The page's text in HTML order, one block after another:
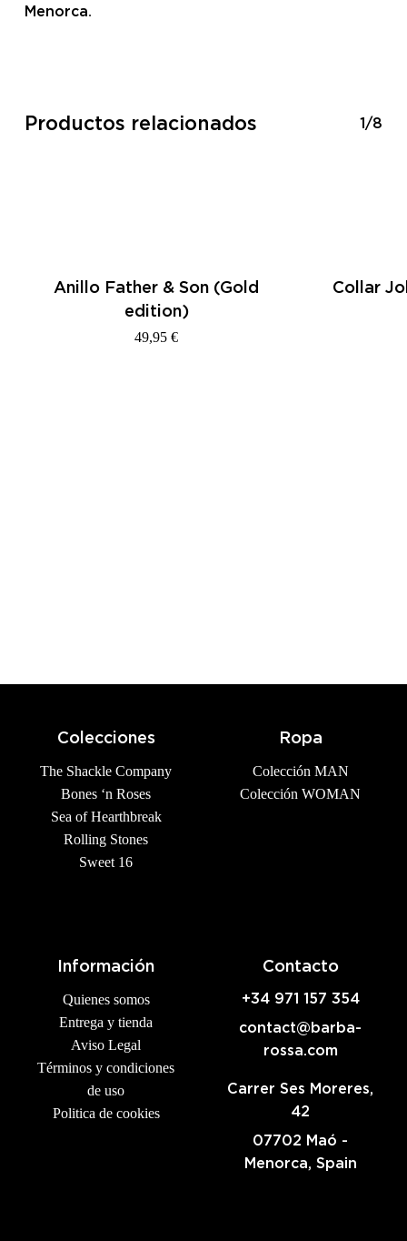
Menorca.
Productos relacionados 1/8
Anillo Father & Son (Gold
edition)
49,95€
Collar
Colecciones
The Shackle Company
Bones ‘n Roses
Sea of Hearthbreak
Rolling Stones
Sweet 16
Ropa
Colección MAN
Colección WOMAN
Información
Quienes somos
Entrega y tienda
Aviso Legal
Términos y condiciones
de uso
Politica de cookies
Contacto
+34 971 157 354
contact@barba-
rossa.com
Carrer Ses Moreres,
42
07702 Maó -
Menorca, Spain